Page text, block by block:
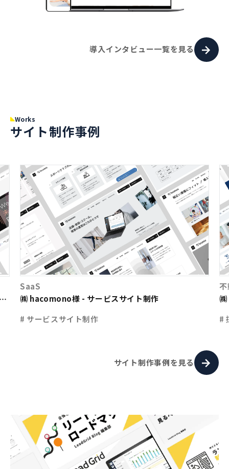
導入インタビュー一覧を見る
Works
サイト制作事例
SaaS
㈱ hacomono様 - サービスサイト制作
# サービスサイト制作
#
サイト制作事例を見る